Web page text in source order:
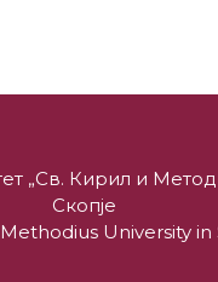
„Св. Кирил и
Скопје
Methodius University in